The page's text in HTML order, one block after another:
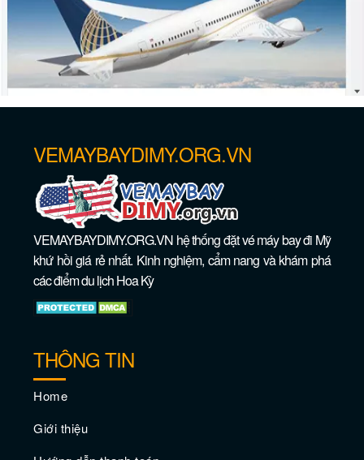
Tận hưởng những lễ hội tuyệt vời nhất ở
New Orleans
Dạo qua những bãi biển tốt nhất ở New
Orleans
VEMAYBAYDIMY.ORG.VN
VEMAYBAYDIMY.ORG.VN hệ thống đặt vé máy bay đi Mỹ
khứ hồi giá rẻ nhất. Kinh nghiệm, cẩm nang và khám phá
các điểm du lịch Hoa Kỳ
THÔNG TIN
Home
Giới thiệu